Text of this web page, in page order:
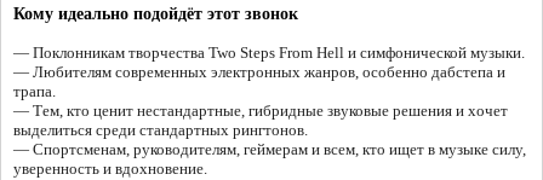
Кому идеально подойдёт этот звонок
— Поклонникам творчества Two Steps From Hell и симфонической музыки.
— Любителям современных электронных жанров, особенно дабстепа и
трапа.
— Тем, кто ценит нестандартные, гибридные звуковые решения и хочет
выделиться среди стандартных рингтонов.
— Спортсменам, руководителям, геймерам и всем, кто ищет в музыке силу,
уверенность и вдохновение.